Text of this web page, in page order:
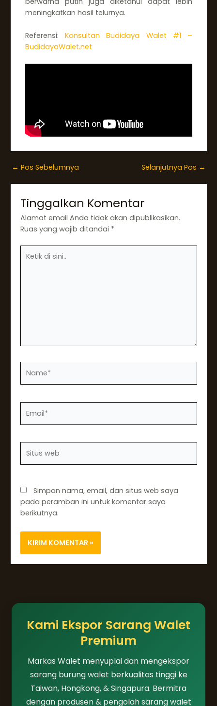
meningkatkan hasil telurnya.
Referensi:Konsultan Budidaya Walet #1 –
BudidayaWalet.net
← Pos Sebelumnya Selanjutnya Pos →
Tinggalkan Komentar
Alamat email Anda tidak akan dipublikasikan.
Ruas yang wajib ditandai *
web
Simpan nama, email, dan situs web saya
pada peramban ini untuk komentar saya
berikutnya.
Kami Ekspor Sarang Walet
Premium
Markas Walet menyuplai dan mengekspor
sarang burung walet berkualitas tinggi ke
Taiwan, Hongkong, & Singapura. Bermitra
dengan produsen & pengolah sarang walet